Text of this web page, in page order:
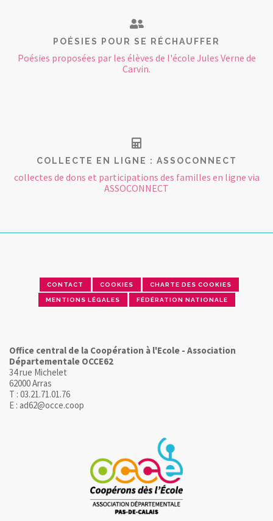
POÉSIES POUR SE RÉCHAUFFER
Poésies proposées par les élèves de l'école Jules Verne de
Carvin.
COLLECTE EN LIGNE : ASSOCONNECT
collectes de dons et participations des familles en ligne via
ASSOCONNECT
CONTACT COOKIES CHARTE DES COOKIES
MENTIONS LÉGALES FÉDÉRATION NATIONALE
Office central de la Coopération à l'Ecole - Association
Départementale OCCE62
34 rue Michelet
62000 Arras
T : 03.21.71.01.76
E : ad62@occe.coop